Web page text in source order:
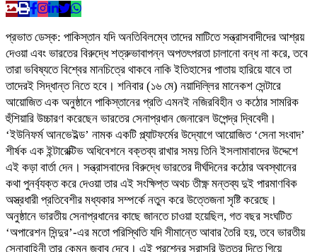
প্রভাত ডেস্ক: পাকিস্তান যদি অনতিবিলম্বে তাদের মাটিতে সন্ত্রাসবাদীদের আশ্রয়
দেওয়া এবং ভারতের বিরুদ্ধে শত্রুভাবাপন্ন অপতৎপরতা চালানো বন্ধ না করে, তবে
তারা ভবিষ্যতে বিশ্বের মানচিত্রে থাকবে নাকি ইতিহাসের পাতায় হারিয়ে যাবে তা
তাদেরই সিদ্ধান্ত নিতে হবে। শনিবার (১৬ মে) নয়াদিল্লির মানেকশ সেন্টারে
আয়োজিত এক অনুষ্ঠানে পাকিস্তানের প্রতি এমনই নজিরবিহীন ও কঠোর সামরিক
হুঁশিয়ারি উচ্চারণ করেছেন ভারতের সেনাপ্রধান জেনারেল উপেন্দ্র দ্বিবেদী।
‘ইউনিফর্ম আনভেইল্ড’ নামক একটি প্ল্যাটফর্মের উদ্যোগে আয়োজিত ‘সেনা সংবাদ’
শীর্ষক এক ইন্টারেক্টিভ অধিবেশনে বক্তব্য রাখার সময় তিনি ইসলামাবাদের উদ্দেশে
এই কড়া বার্তা দেন। সন্ত্রাসবাদের বিরুদ্ধে ভারতের দীর্ঘদিনের কঠোর অবস্থানের
কথা পুনর্ব্যক্ত করে দেওয়া তার এই সংক্ষিপ্ত অথচ তীক্ষ্ণ মন্তব্য দুই পারমাণবিক
অস্ত্রধারী প্রতিবেশীর মধ্যকার সম্পর্কে নতুন করে উত্তেজনা সৃষ্টি করেছে।
অনুষ্ঠানে ভারতীয় সেনাপ্রধানের কাছে জানতে চাওয়া হয়েছিল, গত বছর সংঘটিত
‘অপারেশন সিন্দুর’-এর মতো পরিস্থিতি যদি সীমান্তে আবার তৈরি হয়, তবে ভারতীয়
সেনাবাহিনী তার কেমন জবাব দেবে। এই প্রশ্নের সরাসরি উত্তর দিতে গিয়ে